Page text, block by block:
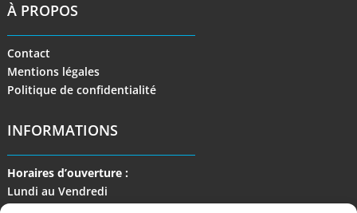
À PROPOS
Contact
Mentions légales
Politique de confidentialité
INFORMATIONS
Horaires d’ouverture :
Lundi au Vendredi
de 9 h à 17 h